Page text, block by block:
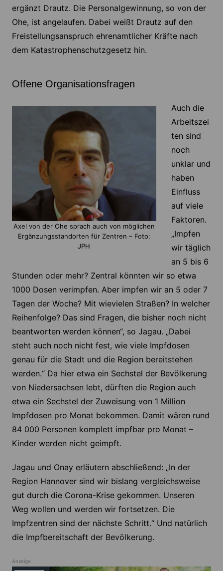
ergänzt Drautz. Die Personalgewinnung, so von der
Ohe, ist angelaufen. Dabei weißt Drautz auf den
Freistellungsanspruch ehrenamtlicher Kräfte nach
dem Katastrophenschutzgesetz hin.
Offene Organisationsfragen
Axel von der Ohe sprach auch von möglichen
Ergänzungsstandorten für Zentren – Foto:
JPH
Auch die
Arbeitszei
ten sind
noch
unklar und
haben
Einfluss
auf viele
Faktoren.
„Impfen
wir täglich
an 5 bis 6
Stunden oder mehr? Zentral könnten wir so etwa
1000 Dosen verimpfen. Aber impfen wir an 5 oder 7
Tagen der Woche? Mit wievielen Straßen? In welcher
Reihenfolge? Das sind Fragen, die bisher noch nicht
beantworten werden können“, so Jagau. „Dabei
steht auch noch nicht fest, wie viele Impfdosen
genau für die Stadt und die Region bereitstehen
werden.“ Da hier etwa ein Sechstel der Bevölkerung
von Niedersachsen lebt, dürften die Region auch
etwa ein Sechstel der Zuweisung von 1 Million
Impfdosen pro Monat bekommen. Damit wären rund
84 000 Personen komplett impfbar pro Monat –
Kinder werden nicht geimpft.
Jagau und Onay erläutern abschließend: „In der
Region Hannover sind wir bislang vergleichsweise
gut durch die Corona-Krise gekommen. Unseren
Weg wollen und werden wir fortsetzen. Die
Impfzentren sind der nächste Schritt.“ Und natürlich
die Impfbereitschaft der Bevölkerung.
Anzeige